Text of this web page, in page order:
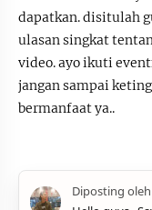
dapatkan. disitulah
ulasan singkat
video. ayo ikuti
jangan sampai
bermanfaat ya..